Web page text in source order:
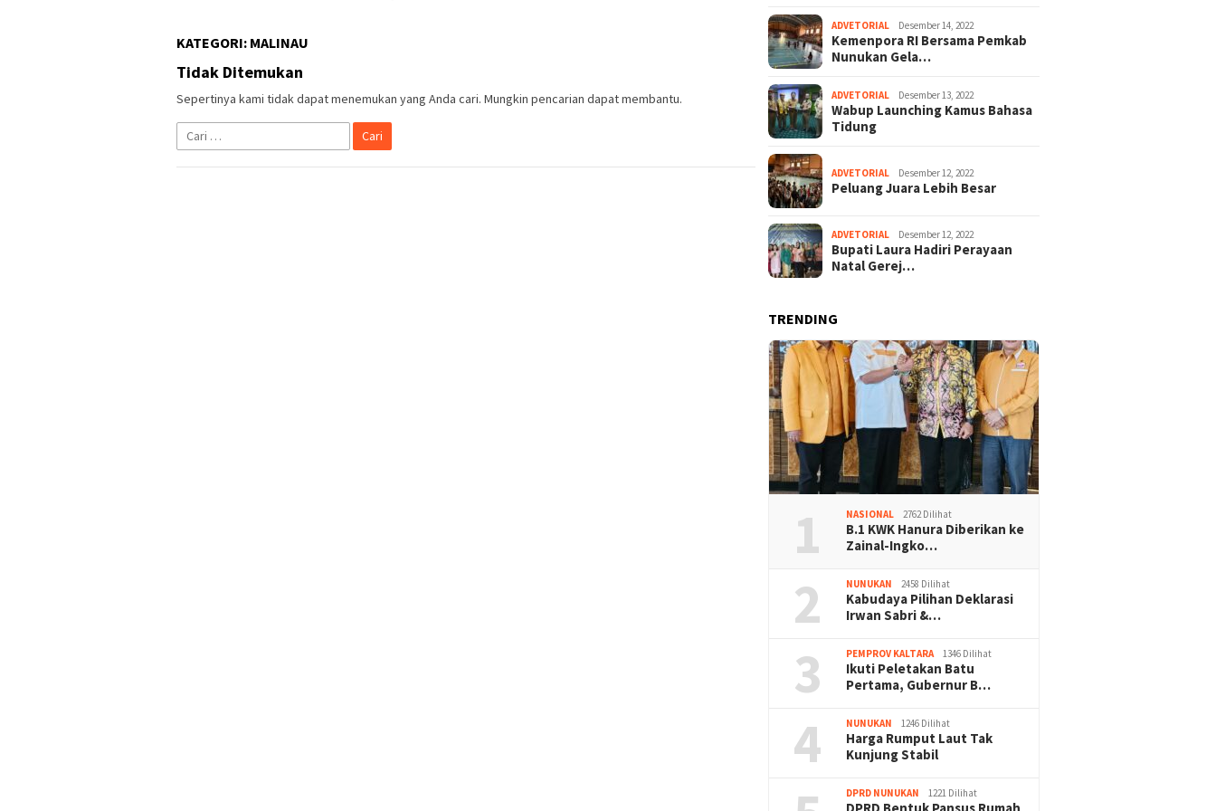
KATEGORI: MALINAU
Tidak Ditemukan
Sepertinya kami tidak dapat menemukan yang Anda cari. Mungkin pencarian dapat membantu.
Cari
untuk:
ADVETORIAL Desember 14, 2022
Kemenpora RI Bersama Pemkab
Nunukan Gela…
ADVETORIAL Desember 13, 2022
Wabup Launching Kamus Bahasa
Tidung
ADVETORIAL Desember 12, 2022
Peluang Juara Lebih Besar
ADVETORIAL Desember 12, 2022
Bupati Laura Hadiri Perayaan
Natal Gerej…
TRENDING
1 NASIONAL 2762 Dilihat
B.1 KWK Hanura Diberikan ke
Zainal-Ingko…
2 NUNUKAN 2458 Dilihat
Kabudaya Pilihan Deklarasi
Irwan Sabri &…
3 PEMPROV KALTARA 1346 Dilihat
Ikuti Peletakan Batu
Pertama, Gubernur B…
4 NUNUKAN 1246 Dilihat
Harga Rumput Laut Tak
Kunjung Stabil
DPRD NUNUKAN 1221 Dilihat
DPRD Bentuk Pansus Rumah